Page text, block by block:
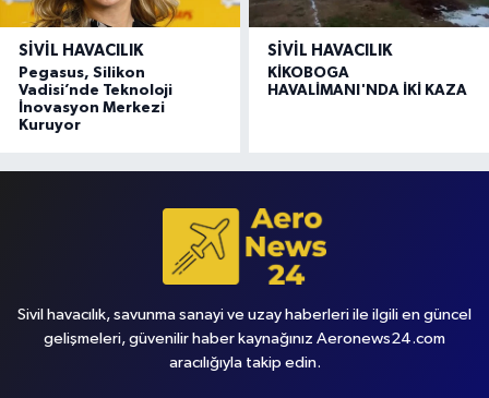
SIVIL HAVACILIK
Pegasus, Silikon
Vadisi’nde Teknoloji
İnovasyon Merkezi
Kuruyor
SIVIL HAVACILIK
KİKOBOGA
HAVALİMANI'NDA İKİ KAZA
Sivil havacılık, savunma sanayi ve uzay haberleri ile ilgili en güncel
gelişmeleri, güvenilir haber kaynağınız Aeronews24.com
aracılığıyla takip edin.